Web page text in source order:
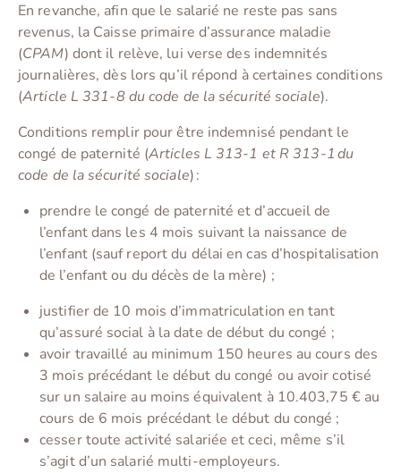
En revanche, afin que le salarié ne reste pas sans
revenus, la Caisse primaire d’assurance maladie
(CPAM) dont il relève, lui verse des indemnités
journalières, dès lors qu’il répond à certaines conditions
(Article L 331-8 du code de la sécurité sociale).
Conditions remplir pour être indemnisé pendant le
congé de paternité (Articles L 313-1 et R 313-1 du
code de la sécurité sociale) :
prendre le congé de paternité et d’accueil de
l’enfant dans les 4 mois suivant la naissance de
l’enfant (sauf report du délai en cas d’hospitalisation
de l’enfant ou du décès de la mère) ;
justifier de 10 mois d’immatriculation en tant
qu’assuré social à la date de début du congé ;
avoir travaillé au minimum 150 heures au cours des
3 mois précédant le début du congé ou avoir cotisé
sur un salaire au moins équivalent à 10.403,75 € au
cours de 6 mois précédant le début du congé ;
cesser toute activité salariée et ceci, même s’il
s’agit d’un salarié multi-employeurs.